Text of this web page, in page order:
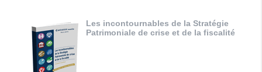
Les incontournables de la Stratégie
Patrimoniale de crise et de la fiscalité